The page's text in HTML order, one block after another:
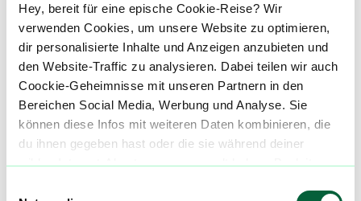
Hey, bereit für eine epische Cookie-Reise? Wir
verwenden Cookies, um unsere Website zu optimieren,
dir personalisierte Inhalte und Anzeigen anzubieten und
den Website-Traffic zu analysieren. Dabei teilen wir auch
Coockie-Geheimnisse mit unseren Partnern in den
Bereichen Social Media, Werbung und Analyse. Sie
können diese Infos mit weiteren Daten kombinieren, die
du ihnen gegeben hast oder die sie während deiner
wilden Internet-Abenteuer gesammelt haben. Begleite
Granulierte Cannabisblüten wird in der Apotheke
zerkleinert und verpackt. Die Konsumenten erhalten
einen Dosierlöffel zur genauen Abmessung des
medizinischen Cannabis, um ungleichmäßige und
inkorrekte Dosierungen zu vermeiden. Der Nachteil
von granuliertem Cannabis ist seine schnellere
Oxidation, wodurch es schneller austrocknen und an
Qualität verlieren kann. Alternativ gibt es die Abgabe